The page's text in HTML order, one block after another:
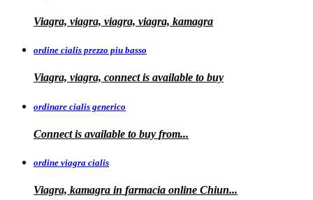
Viagra, viagra, viagra, viagra, kamagra
ordine cialis prezzo piu basso
Viagra, viagra, connect is available to buy
ordinare cialis generico
Connect is available to buy from...
ordine viagra cialis
Viagra, kamagra in farmacia online Chiun...